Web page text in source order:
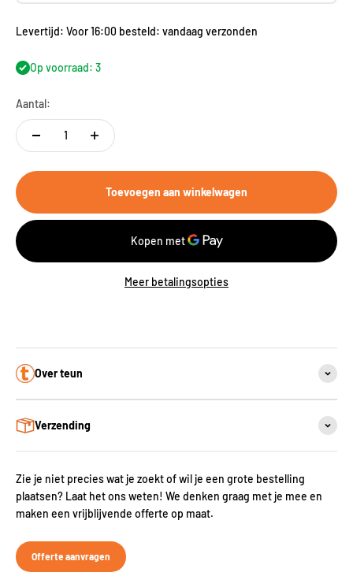
Levertijd: Voor 16:00 besteld: vandaag verzonden
Op voorraad: 3
Aantal:
Toevoegen aan winkelwagen
Meer betalingsopties
Over teun
Verzending
Zie je niet precies wat je zoekt of wil je een grote bestelling
plaatsen? Laat het ons weten! We denken graag met je mee en
maken een vrijblijvende offerte op maat.
Offerte aanvragen